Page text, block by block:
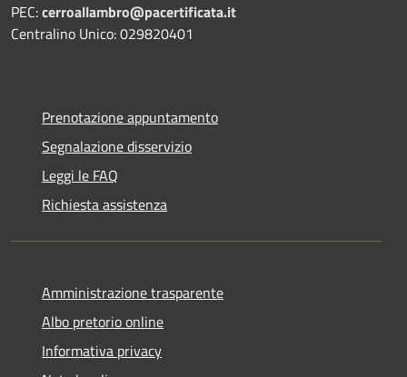
PEC:cerroallambro@pacertificata.it
Centralino Unico: 029820401
Prenotazione appuntamento
Segnalazione disservizio
Leggi le FAQ
Richiesta assistenza
Amministrazione trasparente
Albo pretorio online
Informativa privacy